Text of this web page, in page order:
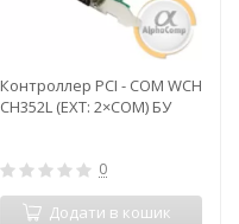
Контроллер PCI - COM WCH
CH352L (EXT: 2×COM) БУ
0
Додати в кошик